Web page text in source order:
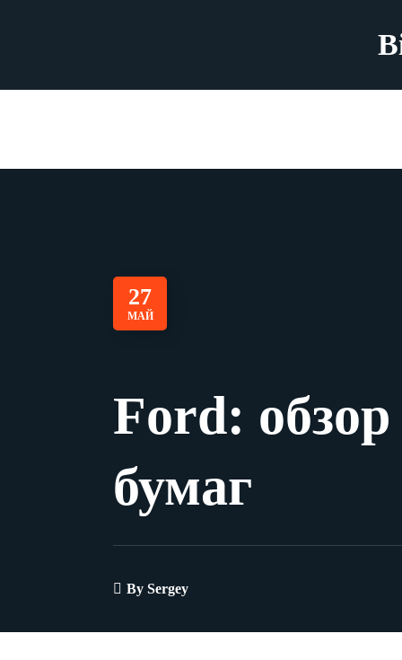
27
МАЙ
Ford:
бумаг
By Sergey